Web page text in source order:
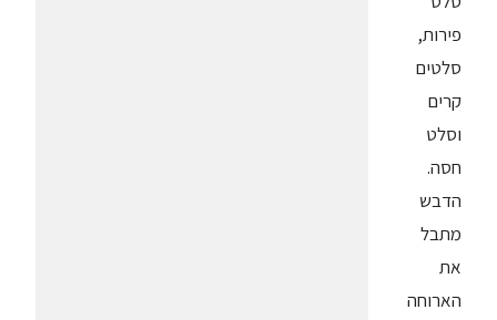
פירות,
סלטים
קרים
וסלט
חסה.
הדבש
מתבל
את
הארוחה